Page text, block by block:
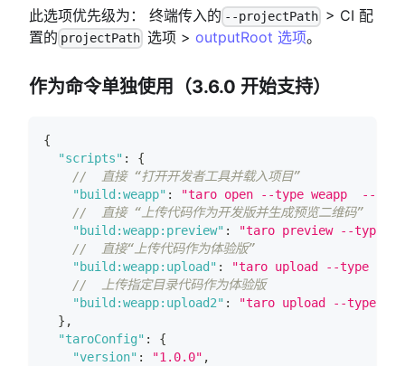
此选项优先级为： 终端传入的 --projectPath > CI 配
置的 projectPath 选项 > outputRoot 选项。
作为命令单独使用（3.6.0 开始支持）
{
"scripts" :
{
//  直接 “打开开发者工具并载入项目”
"build:weapp" :
"taro open --type weapp  --
//  直接 “上传代码作为开发版并生成预览二维码”
"build:weapp:preview" :
"taro preview --type
//  直接“上传代码作为体验版”
"build:weapp:upload" :
"taro upload --type
//  上传指定目录代码作为体验版
"build:weapp:upload2" :
"taro upload --type
} ,
"taroConfig" :
{
"version" : "1.0.0" ,